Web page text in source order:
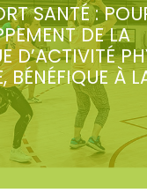
SANTÉ :
DE LA
D’ACTIVITÉ
BÉNÉFIQUE À